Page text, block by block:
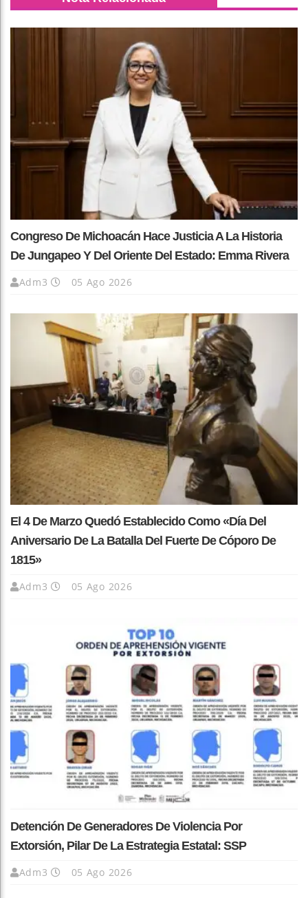
Congreso De Michoacán Hace Justicia A La Historia
De Jungapeo Y Del Oriente Del Estado: Emma Rivera
Adm3 05 Ago 2026
El 4 De Marzo Quedó Establecido Como «Día Del
Aniversario De La Batalla Del Fuerte De Cóporo De
1815»
Adm3 05 Ago 2026
Detención De Generadores De Violencia Por
Extorsión, Pilar De La Estrategia Estatal: SSP
Adm3 05 Ago 2026